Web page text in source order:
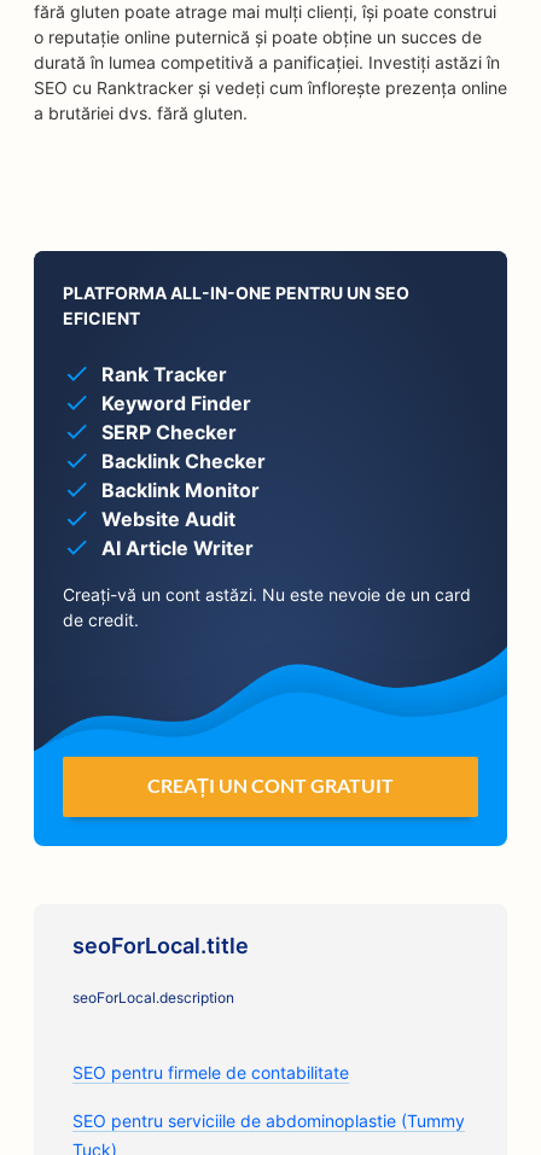
fără gluten poate atrage mai mulți clienți, își poate construi
o reputație online puternică și poate obține un succes de
durată în lumea competitivă a panificației. Investiți astăzi în
SEO cu Ranktracker și vedeți cum înflorește prezența online
a brutăriei dvs. fără gluten.
PLATFORMA ALL-IN-ONE PENTRU UN SEO
EFICIENT
Rank Tracker
Keyword Finder
SERP Checker
Backlink Checker
Backlink Monitor
Website Audit
AI Article Writer
Creați-vă un cont astăzi. Nu este nevoie de un card
de credit.
CREAȚI UN CONT GRATUIT
seoForLocal.title
seoForLocal.description
SEO pentru firmele de contabilitate
SEO pentru serviciile de abdominoplastie (Tummy
Tuck)